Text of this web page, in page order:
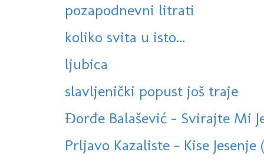
pozapodnevni litrati
koliko svita u isto...
ljubica
slavljenički popust još traje
Đorđe Balašević - Svirajte Mi
Prljavo Kazaliste - Kise Jesenje